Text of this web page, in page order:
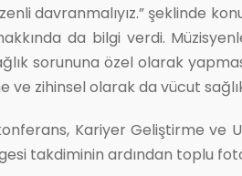
davranmalıyız.” şeklinde
da bilgi verdi.
sorununa özel olarak
ve zihinsel olarak da vücut
Kariyer Geliştirme ve
takdiminin ardından toplu